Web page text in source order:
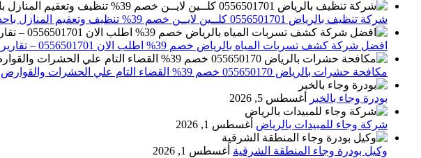
شركة تنظيف بالرياض 0556501701 كلــين لايــن خصم 39% تنظيف وتعقيم المنازل باحدث الاجهزة
افضل شركة كشف تسربات المياه بالرياض خصم 39% اطلب الان 0556501701‬‏ – تقارير معتمدة
مكافحة حشرات بالرياض 055650170 خصم 39% القضاء التام علي الحشرات والقوارض
بودرة وجاء بالخبر أغسطس 5, 2026
شركة وجاء للمبيدات بالرياض أغسطس 1, 2026
وكيل بودرة وجاء المنطقة الشرقية أغسطس 1, 2026